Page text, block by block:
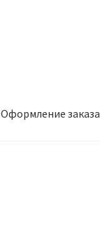
Оформление заказа